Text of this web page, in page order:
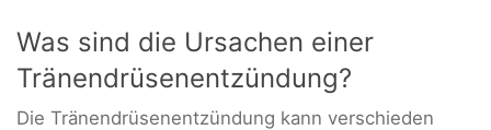
Was sind die Ursachen einer
Tränendrüsenentzündung?
Die Tränendrüsenentzündung kann verschieden